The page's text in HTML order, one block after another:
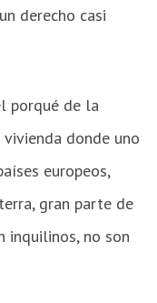
derecho casi
porqué de la
donde uno
europeos,
gran parte de
inquilinos, no son